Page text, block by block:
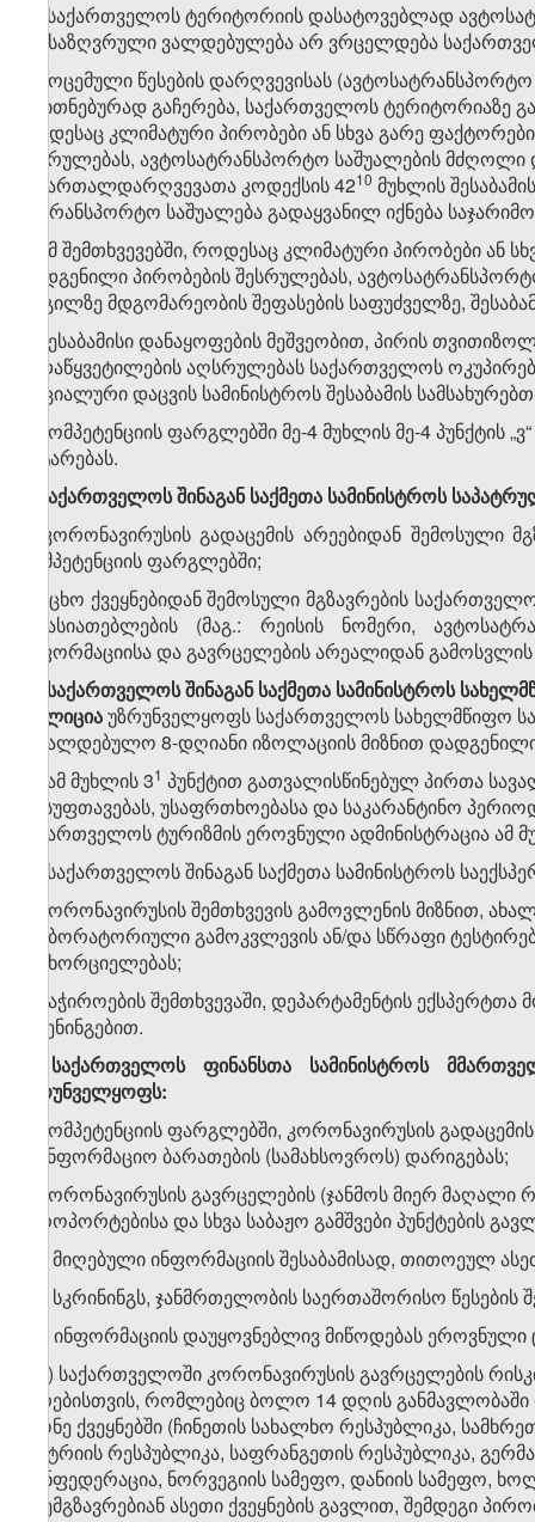
. საქართველოს ტერიტორიის დასატოვებლად
განსაზღვრული ვალდებულება არ ვრცელდება
3. მოცემული წესების დარღვევისას
თვითნებურად გაჩერება, საქართველოს ტერიტორიაზე
როდესაც კლიმატური პირობები ან სხვა გარე
შესრულებას, ავტოსატრანსპორტო საშუალების
სამართალდარღვევათა კოდექსის 42​10 მუხლის
სატრანსპორტო საშუალება გადაყვანილ იქნება
4. იმ შემთხვევებში, როდესაც კლიმატური პირობები
დადგენილი პირობების შესრულებას,
ადგილზე მდგომარეობის შეფასების საფუძველზე,
ვ) შესაბამისი დანაყოფების მეშვეობით, პირის
გადაწყვეტილების აღსრულებას საქართველოს
სოციალური დაცვის სამინისტროს შესაბამის
ზ) კომპეტენციის ფარგლებში მე-4 მუხლის მე-4 პუნქტის
გატარებას.
3. საქართველოს შინაგან საქმეთა სამინისტროს
ა) კორონავირუსის გადაცემის არეებიდან შემოსული
კომპეტენციის ფარგლებში;
ბ) უცხო ქვეყნებიდან შემოსული მგზავრების
მახასიათებლების (მაგ.: რეისის ნომერი,
ინფორმაციისა და გავრცელების არეალიდან
საქართველოსშინაგან საქმეთა სამინისტროს
პოლიციაუზრუნველყოფს საქართველოს სახელმწიფო
სავალდებულო 8-დღიანი იზოლაციის მიზნით დადგენილი
ამ მუხლის 3​1 პუნქტით გათვალისწინებულ პირთა
დასუფთავებას, უსაფრთხოებასა და საკარანტინო
საქართველოს ტურიზმის ეროვნული ადმინისტრაცია ამ
საქართველოს შინაგან საქმეთა სამინისტროს
ა) კორონავირუსის შემთხვევის გამოვლენის მიზნით,
ლაბორატორიული გამოკვლევის ან/და სწრაფი
განხორციელებას;
ბ) საჭიროების შემთხვევაში, დეპარტამენტის
ტრენინგებით.
4. საქართველოს ფინანსთა სამინისტროს
უზრუნველყოფს:
ა) კომპეტენციის ფარგლებში, კორონავირუსის
საინფორმაციო ბარათების (სამახსოვროს) დარიგებას;
ბ) კორონავირუსის გავრცელების (ჯანმოს მიერ
აეროპორტებისა და სხვა საბაჟო გამშვები პუნქტების
ბ.ა) მიღებული ინფორმაციის შესაბამისად, თითოეულ
ბ.ბ) სკრინინგს, ჯანმრთელობის საერთაშორისო წესების
ბ.გ) ინფორმაციის დაუყოვნებლივ მიწოდებას ეროვნული
ბ.დ) საქართველოში კორონავირუსის გავრცელების
პირებისთვის, რომლებიც ბოლო 14 დღის
მქონე ქვეყნებში (ჩინეთის სახალხო რესპუბლიკა,
ავსტრიის რესპუბლიკა, საფრანგეთის რესპუბლიკა,
კონფედერაცია, ნორვეგიის სამეფო, დანიის სამეფო,
მოემგზავრებიან ასეთი ქვეყნების გავლით, შემდეგი